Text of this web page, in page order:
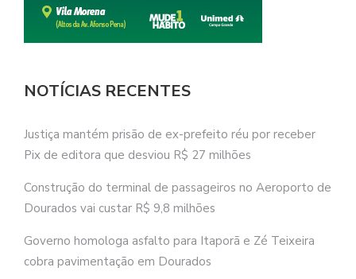
NOTÍCIAS RECENTES
Justiça mantém prisão de ex-prefeito réu por receber
Pix de editora que desviou R$ 27 milhões
Construção do terminal de passageiros no Aeroporto de
Dourados vai custar R$ 9,8 milhões
Governo homologa asfalto para Itaporã e Zé Teixeira
cobra pavimentação em Dourados